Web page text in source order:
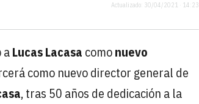
Actualizado: 30/04/2021 · 14:23
aLucas Lacasa comonuevo
como nuevo director general de
, tras 50 años de dedicación a la